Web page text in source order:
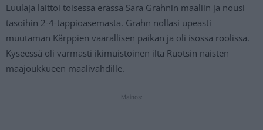
Luulaja laittoi toisessa erässä Sara Grahnin maaliin ja nousi
tasoihin 2-4-tappioasemasta. Grahn nollasi upeasti
muutaman Kärppien vaarallisen paikan ja oli isossa roolissa.
Kyseessä oli varmasti ikimuistoinen ilta Ruotsin naisten
maajoukkueen maalivahdille.
Mainos: